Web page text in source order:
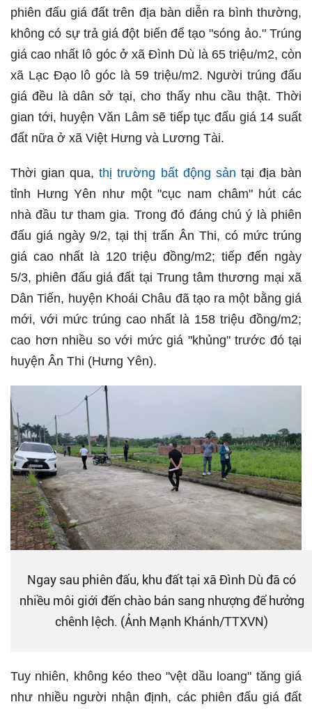
phiên đấu giá đất trên địa bàn diễn ra bình thường,
không có sự trả giá đột biến để tạo "sóng ảo." Trúng
giá cao nhất lô góc ở xã Đình Dù là 65 triệu/m2, còn
xã Lạc Đạo lô góc là 59 triệu/m2. Người trúng đấu
giá đều là dân sở tại, cho thấy nhu cầu thật. Thời
gian tới, huyện Văn Lâm sẽ tiếp tục đấu giá 14 suất
đất nữa ở xã Việt Hưng và Lương Tài.
Thời gian qua,thị trường bất động sản tại địa bàn
tỉnh Hưng Yên như một "cục nam châm" hút các
nhà đầu tư tham gia. Trong đó đáng chú ý là phiên
đấu giá ngày 9/2, tại thị trấn Ân Thi, có mức trúng
giá cao nhất là 120 triệu đồng/m2; tiếp đến ngày
5/3, phiên đấu giá đất tại Trung tâm thương mại xã
Dân Tiến, huyện Khoái Châu đã tạo ra một bằng giá
mới, với mức trúng cao nhất là 158 triệu đồng/m2;
cao hơn nhiều so với mức giá "khủng" trước đó tại
huyện Ân Thi (Hưng Yên).
Ngay sau phiên đấu, khu đất tại xã Đình Dù đã có
nhiều môi giới đến chào bán sang nhượng để hưởng
chênh lệch. (Ảnh Mạnh Khánh/TTXVN)
Tuy nhiên, không kéo theo "vệt dầu loang" tăng giá
như nhiều người nhận định, các phiên đấu giá đất